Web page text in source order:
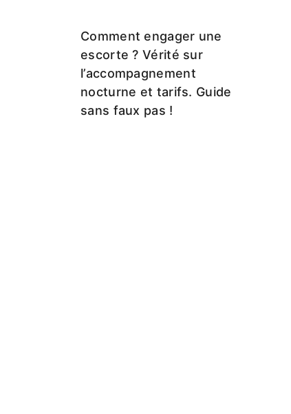
Comment engager une
escorte ? Vérité sur
l’accompagnement
nocturne et tarifs. Guide
sans faux pas !